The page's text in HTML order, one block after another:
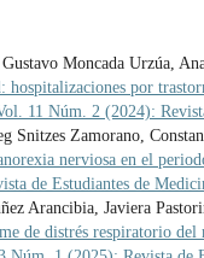
Moncada Urzúa,
hospitalizaciones por
11 Núm. 2 (2024):
Zamorano,
nerviosa en el
de Estudiantes de
Arancibia, Javiera
de distrés respiratorio